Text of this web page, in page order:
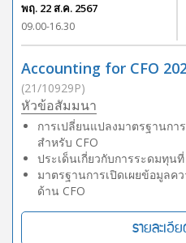
พฤ. 22 ส.ค. 2567
09.00-16.30
Accounting for CFO
(21/10929P)
หัวข้อสัมมนา
การเปลี่ยนแปลงมาตรฐานกา
สำหรับ CFO
ประเด็นเกี่ยวกับการระดมทุน
มาตรฐานการเปิดเผยข้อมูลค
ด้าน CFO
รายละเอี